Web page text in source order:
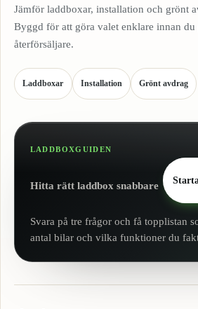
Jämför laddboxar, installation och grönt
Byggd för att göra valet enklare innan
återförsäljare.
Laddboxar Installation Grönt avdrag
LADDBOXGUIDEN
Hitta rätt laddbox snabbare
Svara på tre frågor och få topplistan
antal bilar och vilka funktioner du